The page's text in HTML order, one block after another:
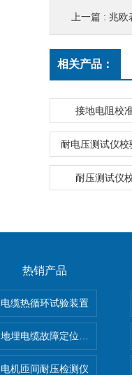
上一篇 : 兆欧
相关产品：
接地电阻校
耐电压测试仪
耐压测试仪
热销产品
电缆热循环试验装置
地埋电缆故障定位仪 地下电
电机匝间耐压检测仪